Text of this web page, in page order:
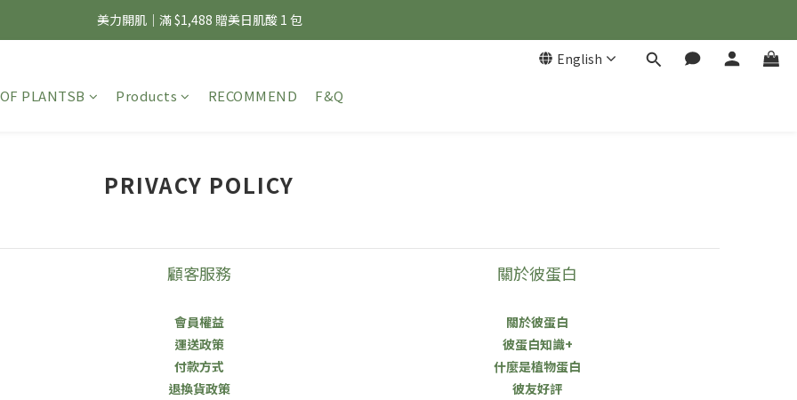
夏日輕補給｜500g 植物蛋白最低 $373 起
美力開肌｜滿 $1,488 贈美日肌酸 1 包
English
PLANTSB Products RECOMMEND F&Q
PRIVACY POLICY
顧客服務
會員權益
運送政策
付款方式
退換貨政策
關於彼蛋白
關於彼蛋白
彼蛋白知識+
什麼是植物蛋白
彼友好評